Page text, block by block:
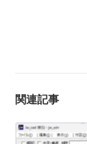
関連記事